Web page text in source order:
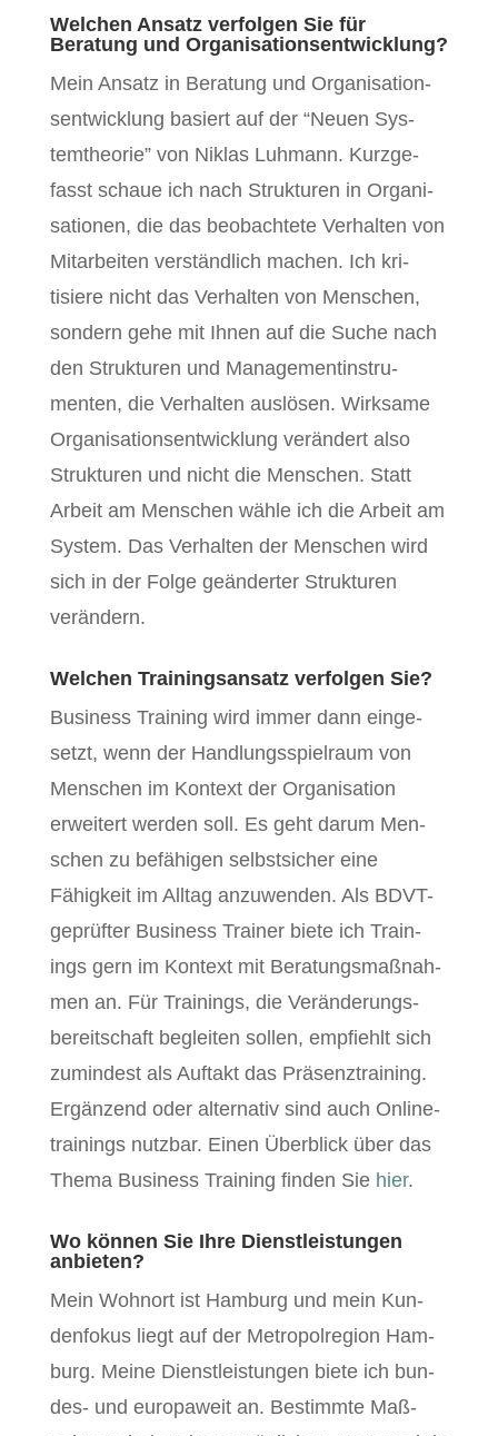
Welchen Ansatz verfolgen Sie für
Beratung und Organisationsentwicklung?
Mein Ansatz in Beratung und Organ­i­sa­tion­
sen­twick­lung basiert auf der “Neuen Sys­
temthe­o­rie” von Niklas Luh­mann. Kurzge­
fasst schaue ich nach Struk­turen in Organ­i­
sa­tio­nen, die das beobachtete Ver­hal­ten von
Mitar­beit­en ver­ständlich machen. Ich kri­
tisiere nicht das Ver­hal­ten von Men­schen,
son­dern gehe mit Ihnen auf die Suche nach
den Struk­turen und Man­age­mentin­stru­
menten, die Ver­hal­ten aus­lösen. Wirk­same
Organ­i­sa­tion­sen­twick­lung verän­dert also
Struk­turen und nicht die Men­schen. Statt
Arbeit am Men­schen wäh­le ich die Arbeit am
Sys­tem. Das Ver­hal­ten der Men­schen wird
sich in der Folge geän­dert­er Struk­turen
verändern.
Welchen Trainingsansatz verfolgen Sie?
Busi­ness Train­ing wird immer dann einge­
set­zt, wenn der Hand­lungsspiel­raum von
Men­schen im Kon­text der Organ­i­sa­tion
erweit­ert wer­den soll. Es geht darum Men­
schen zu befähi­gen selb­st­sich­er eine
Fähigkeit im All­t­ag anzuwen­den. Als BDVT-
geprüfter Busi­ness Train­er biete ich Train­
ings gern im Kon­text mit Beratungs­maß­nah­
men an. Für Train­ings, die Verän­derungs­
bere­itschaft begleit­en sollen, emp­fiehlt sich
zumin­d­est als Auf­takt das Präsen­z­train­ing.
Ergänzend oder alter­na­tiv sind auch Online­
train­ings nutzbar. Einen Überblick über das
The­ma Busi­ness Train­ing find­en Sie hier.
Wo können Sie Ihre Dienstleistungen
anbieten?
Mein Wohnort ist Ham­burg und mein Kun­
den­fokus liegt auf der Metropol­re­gion Ham­
burg. Meine Dien­stleis­tun­gen biete ich bun­
des- und europaweit an. Bes­timmte Maß­